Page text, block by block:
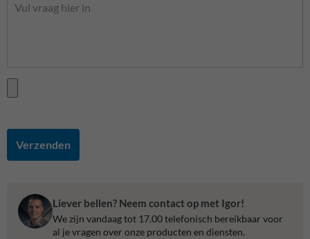
Verzenden
Liever bellen? Neem contact op met Igor!
We zijn vandaag tot 17.00 telefonisch bereikbaar voor
al je vragen over onze producten en diensten.